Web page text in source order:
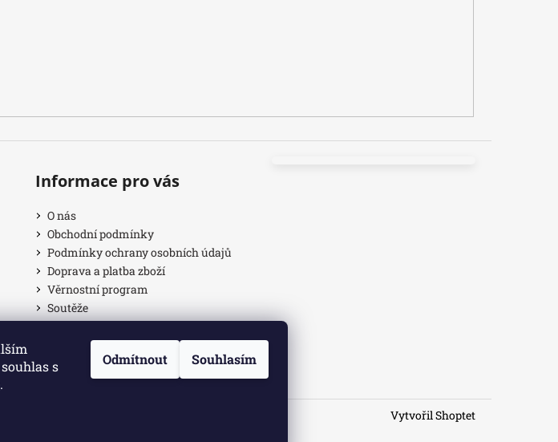
s
.
Odmítnout Souhlasím
Informace pro vás
O nás
Obchodní podmínky
Podmínky ochrany osobních údajů
Doprava a platba zboží
Věrnostní program
Soutěže
Kamenná prodejna
Vytvořil Shoptet